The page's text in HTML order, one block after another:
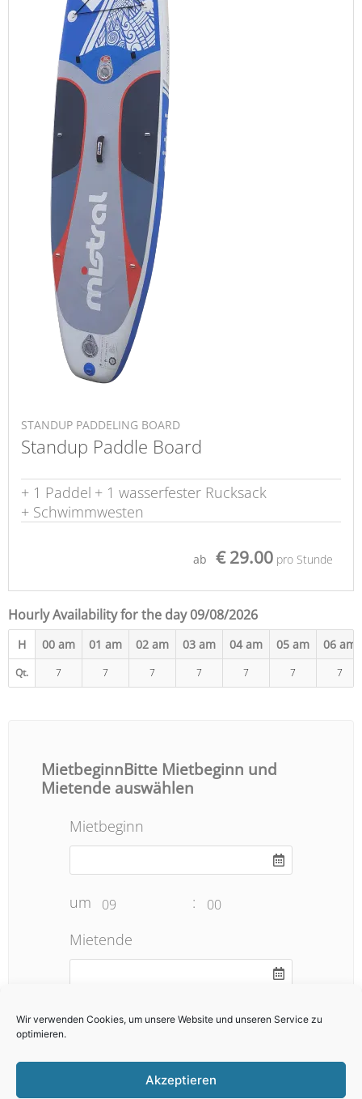
Wir verwenden Cookies, um unsere Website und unseren Service zu
optimieren.
Akzeptieren
STANDUP PADDELING BOARD
Standup Paddle Board
+ 1 Paddel + 1 wasserfester Rucksack
+ Schwimmwesten
ab € 29.00 pro Stunde
Hourly Availability for the day 09/08/2026
H 00 am 01 am 02 am 03 am 04 am 05 am 06 am
Qt. 7 7 7 7 7 7 7
MietbeginnBitte Mietbeginn und
Mietende auswählen
Mietbeginn
um 09 : 00
Mietende
um 19 : 00